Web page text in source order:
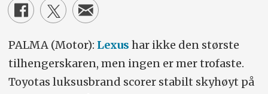
PALMA (Motor): Lexus har ikke den største
tilhengerskaren, men ingen er mer trofaste.
Toyotas luksusbrand scorer stabilt skyhøyt på